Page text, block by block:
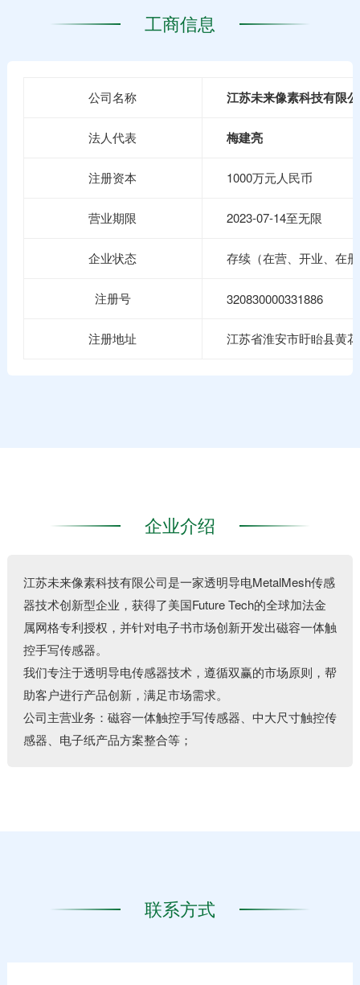
工商信息
公司名称 江苏未来像素科技有限
法人代表 梅建亮
注册资本 1000万元人民币
营业期限 2023-07-14至无限
企业状态 存续（在营、开业、在
注册号 320830000331886
注册地址 江苏省淮安市盱眙县黄
企业介绍
江苏未来像素科技有限公司是一家透明导电MetalMesh传感
器技术创新型企业，获得了美国Future Tech的全球加法金
属网格专利授权，并针对电子书市场创新开发出磁容一体触
控手写传感器。
我们专注于透明导电传感器技术，遵循双赢的市场原则，帮
助客户进行产品创新，满足市场需求。
公司主营业务：磁容一体触控手写传感器、中大尺寸触控传
感器、电子纸产品方案整合等；
联系方式